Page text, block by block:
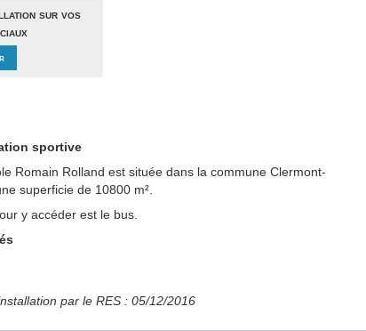
sur vos
sportive
Romain Rolland est située dans la commune Clermont-
superficie de 10800 m².
y accéder est le bus.
par le RES : 05/12/2016